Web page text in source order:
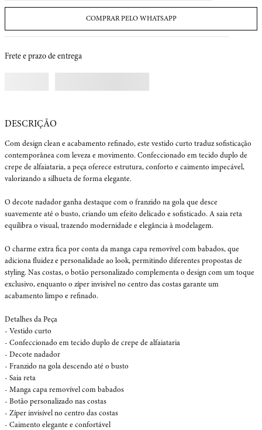
COMPRAR PELO WHATSAPP
Frete e prazo de entrega
Com design clean e acabamento refinado, este vestido curto traduz sofisticação
contemporânea com leveza e movimento. Confeccionado em tecido duplo de
crepe de alfaiataria, a peça oferece estrutura, conforto e caimento impecável,
valorizando a silhueta de forma elegante.
O decote nadador ganha destaque com o franzido na gola que desce
suavemente até o busto, criando um efeito delicado e sofisticado. A saia reta
equilibra o visual, trazendo modernidade e elegância à modelagem.
O charme extra fica por conta da manga capa removível com babados, que
adiciona fluidez e personalidade ao look, permitindo diferentes propostas de
styling. Nas costas, o botão personalizado complementa o design com um toque
exclusivo, enquanto o zíper invisível no centro das costas garante um
acabamento limpo e refinado.
Detalhes da Peça
- Vestido curto
- Confeccionado em tecido duplo de crepe de alfaiataria
- Decote nadador
- Franzido na gola descendo até o busto
- Saia reta
- Manga capa removível com babados
- Botão personalizado nas costas
- Zíper invisível no centro das costas
- Caimento elegante e confortável